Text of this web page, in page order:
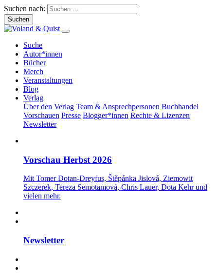
Suchen nach:
Suche
Autor*innen
Bücher
Merch
Veranstaltungen
Blog
Verlag
Über den Verlag Team & Ansprechpersonen Buchhandel
Vorschauen Presse Blogger*innen Rechte & Lizenzen
Newsletter
Vorschau Herbst 2026
Mit Tomer Dotan-Dreyfus, Štěpánka Jislová, Ziemowit
Szczerek, Tereza Semotamová, Chris Lauer, Dota Kehr und
vielen mehr.
Newsletter